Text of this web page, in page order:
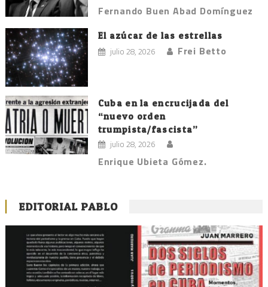
Fernando Buen Abad Domínguez
El azúcar de las estrellas
julio 28, 2026 Frei Betto
Cuba en la encrucijada del
“nuevo orden
trumpista/fascista”
julio 28, 2026
Enrique Ubieta Gómez.
EDITORIAL PABLO